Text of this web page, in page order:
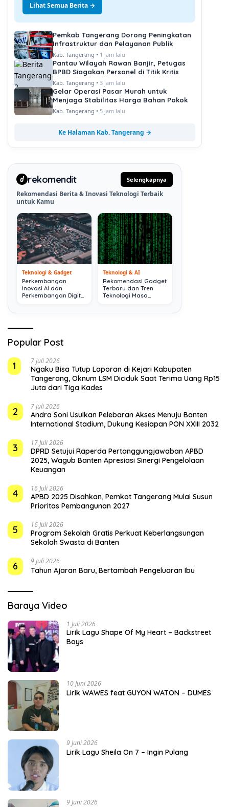
Lihat Semua Berita →
Pemkab Tangerang Dorong Peningkatan
Infrastruktur dan Pelayanan Publik
Kab. Tangerang • 1 jam lalu
Pantau Wilayah Rawan Banjir, Petugas
BPBD Siagakan Personel di Titik Kritis
Kab. Tangerang • 3 jam lalu
Gelar Operasi Pasar Murah untuk
Menjaga Stabilitas Harga Bahan Pokok
Kab. Tangerang • 5 jam lalu
Ke Halaman Kab. Tangerang →
d rekomendit Selengkapnya
Rekomendasi Berita & Inovasi Teknologi Terbaik
untuk Kamu
Teknologi & Gadget
Perkembangan
Inovasi AI dan
Perkembangan Digital
Teknologi & AI
Rekomendasi Gadget
Terbaru dan Tren
Teknologi Masa
Popular Post
1
7 Juli 2026
Ngaku Bisa Tutup Laporan di Kejari Kabupaten
Tangerang, Oknum LSM Diciduk Saat Terima Uang Rp15
Juta dari Tiga Kades
2 7 Juli 2026
Andra Soni Usulkan Pelebaran Akses Menuju Banten
International Stadium, Dukung Kesiapan PON XXIII 2032
3 17 Juli 2026
DPRD Setujui Raperda Pertanggungjawaban APBD
2025, Wagub Banten Apresiasi Sinergi Pengelolaan
Keuangan
4 16 Juli 2026
APBD 2025 Disahkan, Pemkot Tangerang Mulai Susun
Prioritas Pembangunan 2027
5 16 Juli 2026
Program Sekolah Gratis Perkuat Keberlangsungan
Sekolah Swasta di Banten
6 9 Juli 2026
Tahun Ajaran Baru, Bertambah Pengeluaran Ibu
Baraya Video
1 Juli 2026
Lirik Lagu Shape Of My Heart – Backstreet
Boys
10 Juni 2026
Lirik WAWES feat GUYON WATON – DUMES
9 Juni 2026
Lirik Lagu Sheila On 7 – Ingin Pulang
9 Juni 2026